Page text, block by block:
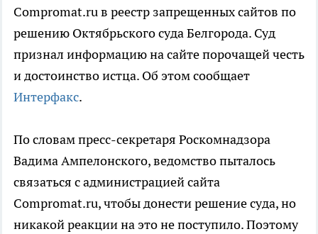
Compromat.ru в реестр запрещенных сайтов по
решению Октябрьского суда Белгорода. Суд
признал информацию на сайте порочащей честь
и достоинство истца. Об этом сообщает
Интерфакс.
По словам пресс-секретаря Роскомнадзора
Вадима Ампелонского, ведомство пыталось
связаться с администрацией сайта
Compromat.ru, чтобы донести решение суда, но
никакой реакции на это не поступило. Поэтому